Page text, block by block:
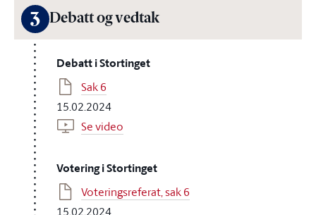
3 Debatt og vedtak
Debatt i Stortinget
Sak 6
15.02.2024
Se video
Votering i Stortinget
Voteringsreferat, sak 6
15.02.2024